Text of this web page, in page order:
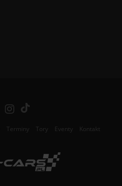
Terminy Tory Eventy Kontakt